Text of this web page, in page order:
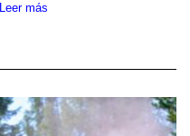
Leer más